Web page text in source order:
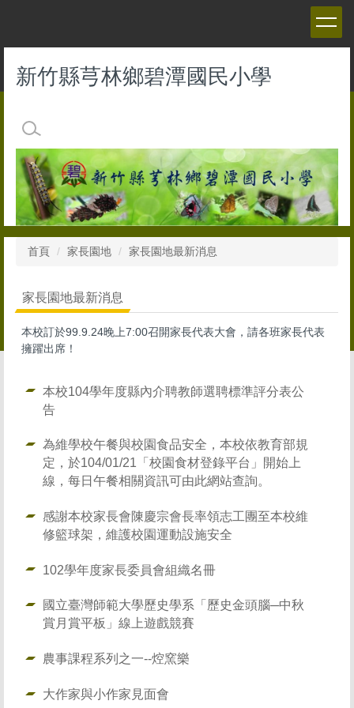
內新竹縣芎林鄉碧潭國民小學
首頁 家長園地 家長園地最新消息
家長園地最新消息
本校訂於99.9.24晚上7:00召開家長代表大會，請各班家長代表
擁躍出席！
本校104學年度縣內介聘教師選聘標準評分表公
告
為維學校午餐與校園食品安全，本校依教育部規
定，於104/01/21「校園食材登錄平台」開始上
線，每日午餐相關資訊可由此網站查詢。
感謝本校家長會陳慶宗會長率領志工團至本校維
修籃球架，維護校園運動設施安全
102學年度家長委員會組織名冊
國立臺灣師範大學歷史學系「歷史金頭腦─中秋
賞月賞平板」線上遊戲競賽
農事課程系列之一--焢窯樂
大作家與小作家見面會